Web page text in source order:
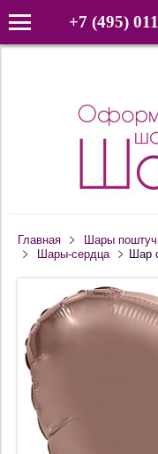
+7 (495)
Главная Шары
Шары-сердца
Шар